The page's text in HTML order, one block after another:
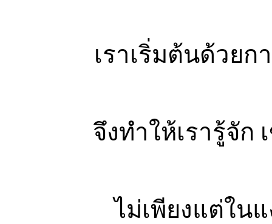
เราเริ่มต้นด้วย
จึงทำให้เรารู้จัก
ไม่เพียงแต่ใน